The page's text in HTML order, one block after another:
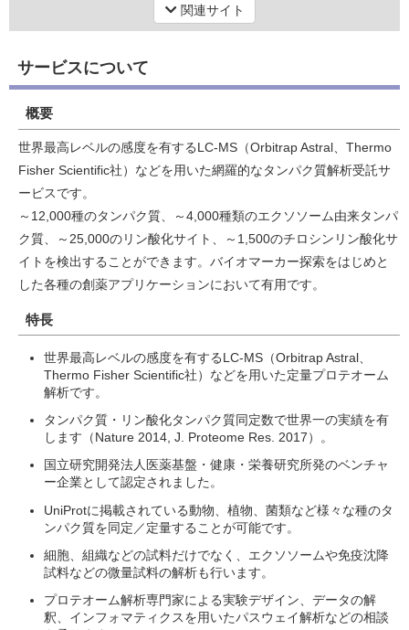
関連サイト
サービスについて
概要
世界最高レベルの感度を有するLC-MS（Orbitrap Astral、Thermo
Fisher Scientific社）などを用いた網羅的なタンパク質解析受託サ
ービスです。
～12,000種のタンパク質、～4,000種類のエクソソーム由来タンパ
ク質、～25,000のリン酸化サイト、～1,500のチロシンリン酸化サ
イトを検出することができます。バイオマーカー探索をはじめと
した各種の創薬アプリケーションにおいて有用です。
特長
世界最高レベルの感度を有するLC-MS（Orbitrap Astral、
Thermo Fisher Scientific社）などを用いた定量プロテオーム
解析です。
タンパク質・リン酸化タンパク質同定数で世界一の実績を有
します（Nature 2014, J. Proteome Res. 2017）。
国立研究開発法人医薬基盤・健康・栄養研究所発のベンチャ
ー企業として認定されました。
UniProtに掲載されている動物、植物、菌類など様々な種のタ
ンパク質を同定／定量することが可能です。
細胞、組織などの試料だけでなく、エクソソームや免疫沈降
試料などの微量試料の解析も行います。
プロテオーム解析専門家による実験デザイン、データの解
釈、インフォマティクスを用いたパスウェイ解析などの相談
ワケンG オンラインショップ